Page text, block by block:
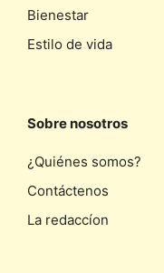
Bienestar
Estilo de vida
Sobre nosotros
¿Quiénes somos?
Contáctenos
La redaccíon